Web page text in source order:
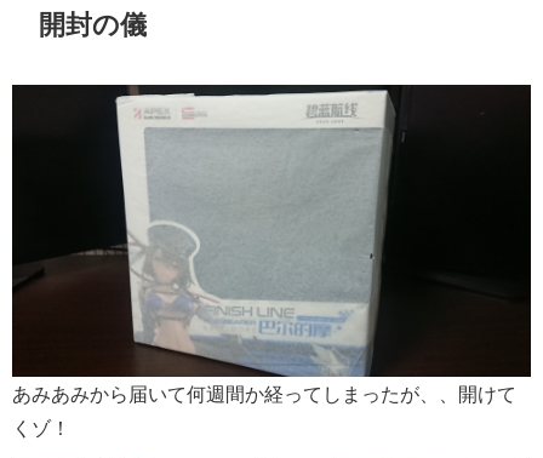
開封の儀
あみあみから届いて何週間か経ってしまったが、、開けて
くゾ！